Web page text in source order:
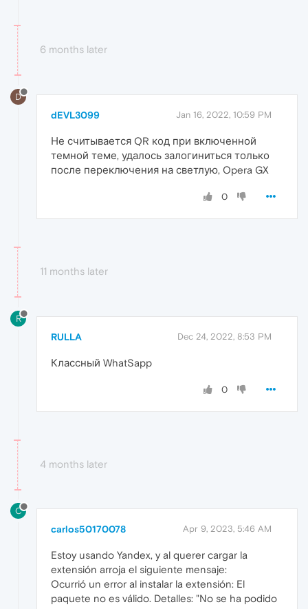
6 months later
D
dEVL3099 Jan 16, 2022, 10:59 PM
Не считывается QR код при включенной
темной теме, удалось залогиниться только
после переключения на светлую, Opera GX
0
11 months later
R
RULLA Dec 24, 2022, 8:53 PM
Классный WhatSapp
0
4 months later
C
carlos50170078 Apr 9, 2023, 5:46 AM
Estoy usando Yandex, y al querer cargar la
extensión arroja el siguiente mensaje:
Ocurrió un error al instalar la extensión: El
paquete no es válido. Detalles: "No se ha podido